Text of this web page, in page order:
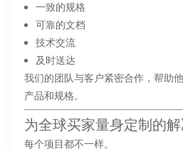
一致的规格
可靠的文档
技术交流
及时送达
我们的团队与客户紧密合作，帮助
产品和规格。
为全球买家量身定制的
每个项目都不一样。